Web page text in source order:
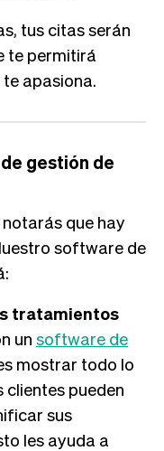
tus citas serán
te permitirá
apasiona.
gestión de
que hay
software de
tratamientos
un software de
mostrar todo lo
clientes pueden
sus
les ayuda a